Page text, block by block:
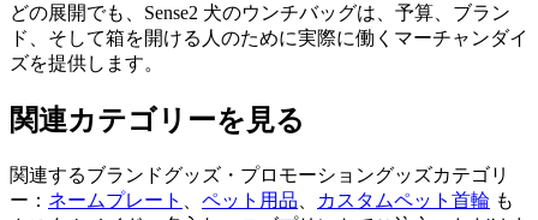
どの展開でも、Sense2 犬のウンチバッグは、予算、ブラン
ド、そして箱を開ける人のために実際に働くマーチャンダイ
ズを提供します。
関連カテゴリーを見る
関連するブランドグッズ・プロモーショングッズカテゴリ
ー： ネームプレート ペット用品 カスタムペット首輪 も